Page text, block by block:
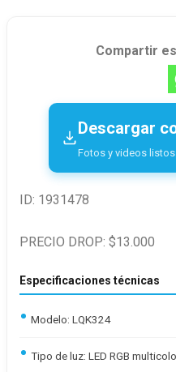
Compartir
Descargar
Fotos y videos
ID: 1931478
PRECIO DROP: $13.000
Especificaciones técnicas
Modelo: LQK324
Tipo de luz: LED RGB